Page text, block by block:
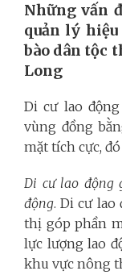
Những vấn
quản lý hiệu
bào dân tộc
Long
Di cư lao
vùng đồng
mặt tích cực, đó
Di cư lao động
động. Di cư
thị góp phần
lực lượng lao
khu vực nông